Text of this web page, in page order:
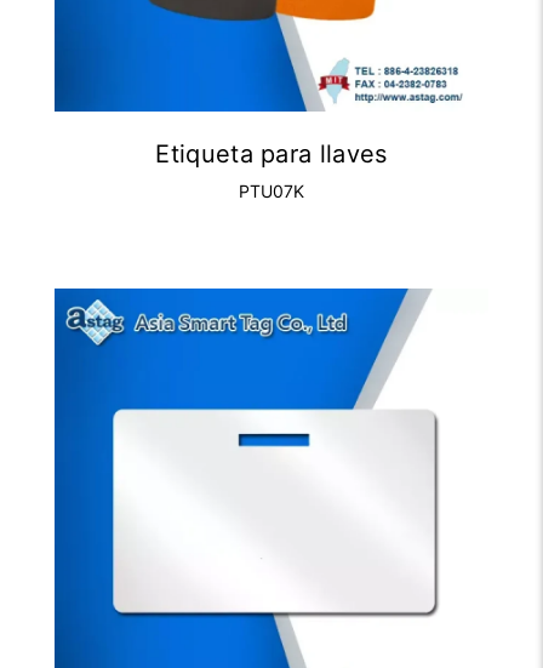
Etiqueta para llaves
PTU07K